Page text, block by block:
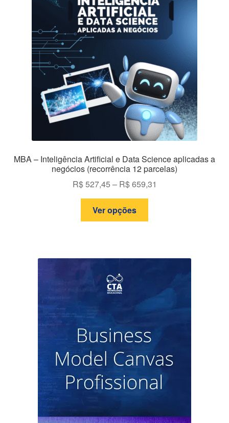
MBA – Inteligência Artificial e Data Science aplicadas a
negócios (recorrência 12 parcelas)
R$527,45 – R$659,31
Ver opções
variantes.
podem
na
página
do
produto